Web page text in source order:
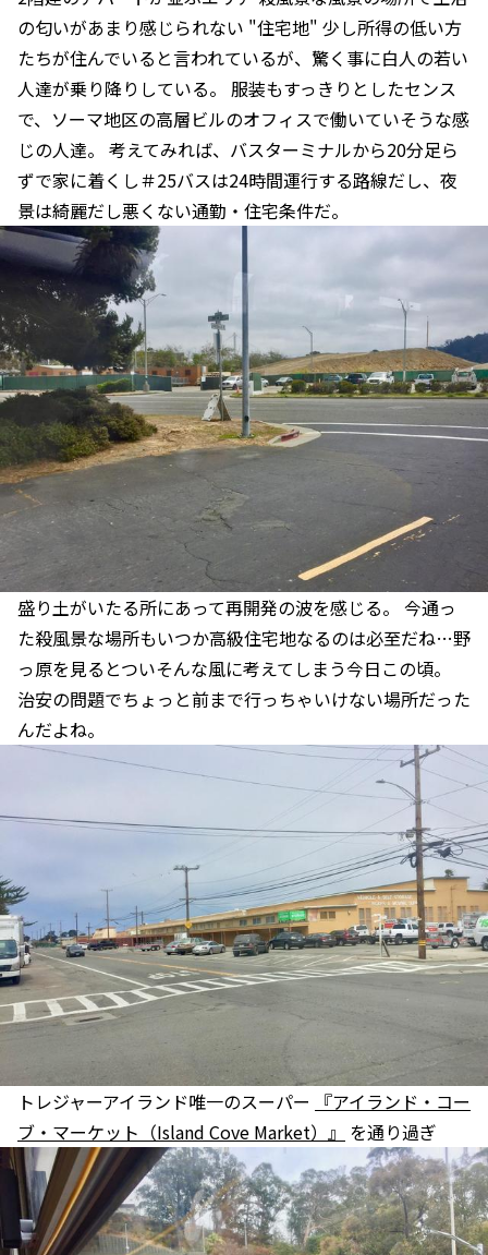
の匂いがあまり感じられない "住宅地" 少し所得の低い方
たちが住んでいると言われているが、驚く事に白人の若い
人達が乗り降りしている。 服装もすっきりとしたセンス
で、ソーマ地区の高層ビルのオフィスで働いていそうな感
じの人達。 考えてみれば、バスターミナルから20分足ら
ずで家に着くし＃25バスは24時間運行する路線だし、夜
景は綺麗だし悪くない通勤・住宅条件だ。
盛り土がいたる所にあって再開発の波を感じる。 今通っ
た殺風景な場所もいつか高級住宅地なるのは必至だね…野
っ原を見るとついそんな風に考えてしまう今日この頃。
治安の問題でちょっと前まで行っちゃいけない場所だった
んだよね。
トレジャーアイランド唯一のスーパー
『アイランド・コー
ブ・マーケット（Island Cove Market）』 を通り過ぎ